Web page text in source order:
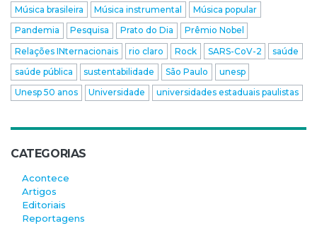
Música brasileira
Música instrumental
Música popular
Pandemia
Pesquisa Prato do Dia
Prêmio Nobel
Relações INternacionais
rio claro Rock SARS-CoV-2
saúde
saúde pública
sustentabilidade São Paulo
unesp
Unesp 50 anos
Universidade universidades estaduais paulistas
CATEGORIAS
Acontece
Artigos
Editoriais
Reportagens